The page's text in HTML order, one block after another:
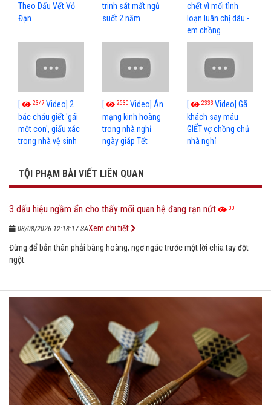
Theo Dấu Vết Vỏ
Đạn
trinh sát mất ngủ
suốt 2 năm
chết vì mối tình
loạn luân chị dâu -
em chồng
[ 2347 Video] 2
bác cháu giết 'gái
một con', giấu xác
trong nhà vệ sinh
[ 2530Video] Án
mạng kinh hoàng
trong nhà nghỉ
ngày giáp Tết
[ 2333 Video] Gã
khách say máu
GIẾT vợ chồng chủ
nhà nghỉ
TỘI PHẠM BÀI VIẾT LIÊN QUAN
3 dấu hiệu ngầm ẩn cho thấy mối quan hệ đang rạn nứt 30
08/08/2026 12:18:17 SA
Đừng để bản thân phải bàng hoàng, ngơ ngác trước một lời chia tay đột
ngột.
Xem chi tiết